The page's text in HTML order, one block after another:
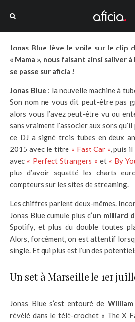
Jonas Blue lève le voile sur le clip
« Mama », nous faisant ainsi saliver à
se passe sur aficia !
Jonas Blue : la nouvelle machine à
Son nom ne vous dit peut-être pas
alors vous l’avez peut-être vu ou
sans vraiment l’associer aux sons
ce DJ a signé trois tubes en deux
2015 avec le titre « Fast Car », puis il
avec « Perfect Strangers » et « By
plus d’avoir squatté les charts
compteurs sur les sites de streaming.
Les chiffres parlent deux-mêmes.
Jonas Blue cumule plus d’un milliard
Spotify, et plus du double toutes
Alors, forcément, on est attentif
single. Et qui plus est l’un des
Un set à Marseille le 1er
Jonas Blue s’est entouré de William
révélé dans le télé-crochet « The X